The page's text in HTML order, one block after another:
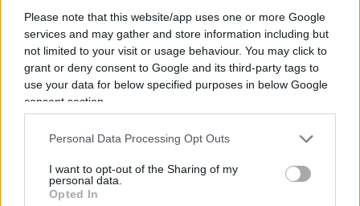
Please note that this website/app uses one or more Google
services and may gather and store information including but
not limited to your visit or usage behaviour. You may click to
grant or deny consent to Google and its third-party tags to
use your data for below specified purposes in below Google
consent section.
Personal Data Processing Opt Outs
I want to opt-out of the Sharing of my
personal data.
Opted In
Abbandonate le storiche battaglie sugli sprechi, le
auto blu e le lottizzazioni, i grillini si buttano a
capofitto su temi a loro sconosciuti. Dalla star
assoluta di incompetenza come il ministro
Toninelli, con i suoi inesistenti tunnel come
quello del Brennero, che dava già per operativo
Ministro della giustizia
Bonafede, che ha tenuto a
specificare come negare l’autorizzazione a